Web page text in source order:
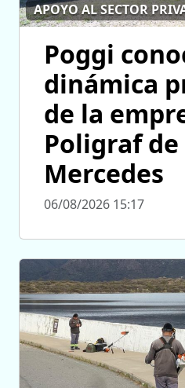
APOYO AL SECTOR
Poggi
dinámica
de la
Poligraf
Mercedes
06/08/2026 15:17